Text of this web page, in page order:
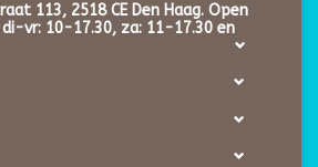
113, 2518 CE Den Haag. Open
vr: 10-17.30, za: 11-17.30 en